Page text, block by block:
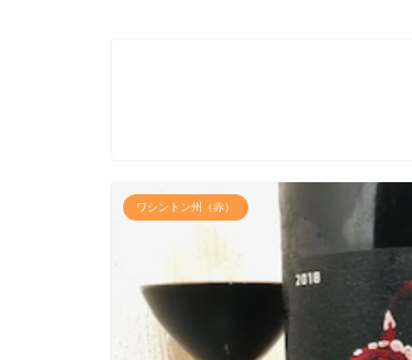
ワシントン州（赤）